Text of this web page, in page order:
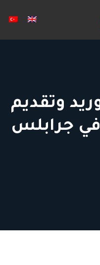
وتقديم
جرابلس